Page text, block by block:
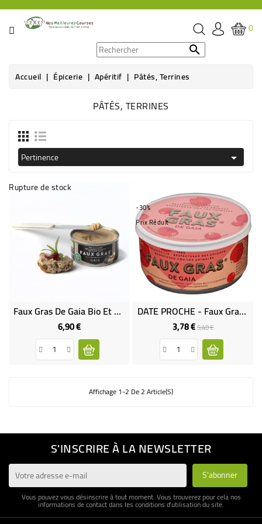
CATÉGORIE
ÉPICERIE
BOISSON
SOINS
SANTÉ
BIEN-
CULTUREL
0

Accueil Épicerie Apéritif Pâtés, Terrines
PÂTÉS, TERRINES
Pertinence 
Rupture de stock
Faux Gras De Gaia Bio Et Sans Huile De Palme
6,90 €Prix
-30%
Prix Réduit
DATE PROCHE - Faux Gras Aux Canneberges Bio
3,78 €Prix
de
base
5,40 €Prix
Affichage 1-2 De 2 Article(s)
S'INSCRIRE À LA NEWSLETTER
Vous pouvez vous désinscrire à tout moment. Vous trouverez pour cela nos
informations de contact dans les conditions d'utilisation du site.